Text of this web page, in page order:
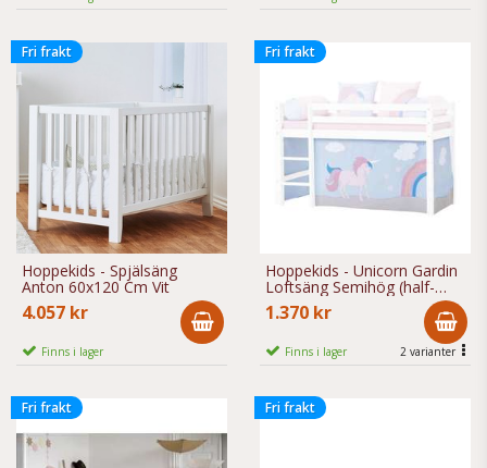
Fri frakt
Hoppekids - Spjälsäng
Anton 60x120 Cm Vit
4.057 kr
Finns i lager
Fri frakt
Hoppekids - Unicorn Gardin
Loftsäng Semihög (half-
high) Och Våningssäng
1.370 kr
Finns i lager 2 varianter
Fri frakt Fri frakt